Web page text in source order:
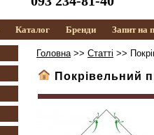
Каталог Бренди Запит на
Головна>> Статті >>
Покрівельний